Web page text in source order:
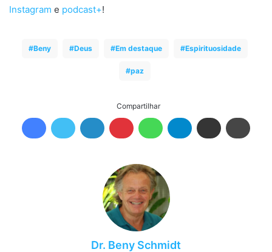
Instagram e podcast+!
Beny Deus Em destaque Espirituosidade
paz
Compartilhar
Dr. Beny Schmidt